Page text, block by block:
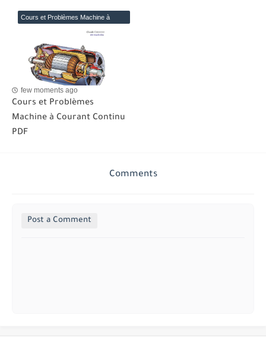
Cours et Problèmes Machine à
few moments ago
Cours et Problèmes
Machine à Courant Continu
PDF
Comments
Post a Comment